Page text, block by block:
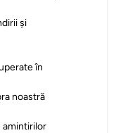
și
în
noastră
amintirilor